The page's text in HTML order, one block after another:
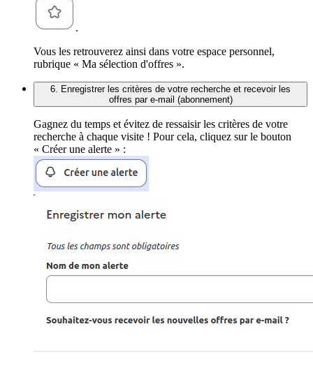
.
Vous les retrouverez ainsi dans votre espace personnel,
rubrique « Ma sélection d'offres ».
6. Enregistrer les critères de votre recherche et recevoir les
offres par e-mail (abonnement)
Gagnez du temps et évitez de ressaisir les critères de votre
recherche à chaque visite ! Pour cela, cliquez sur le bouton
« Créer une alerte » :